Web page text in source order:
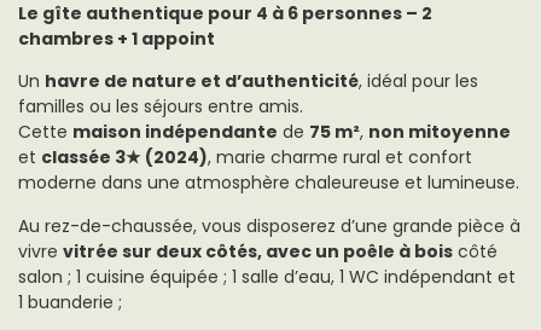
Le gîte authentique pour 4 à 6 personnes – 2
chambres + 1 appoint
Un havre de nature et d’authenticité, idéal pour les
familles ou les séjours entre amis.
Cette maison indépendante de 75 m², non mitoyenne
et classée 3★ (2024), marie charme rural et confort
moderne dans une atmosphère chaleureuse et lumineuse.
Au rez-de-chaussée, vous disposerez d’une grande pièce à
vivre vitrée sur deux côtés, avec un poêle à bois côté
salon ; 1 cuisine équipée ; 1 salle d’eau, 1 WC indépendant et
1 buanderie ;